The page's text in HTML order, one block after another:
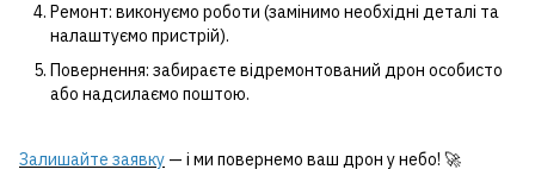
Ремонт: виконуємо роботи (замінимо необхідні деталі та
налаштуємо пристрій).
Повернення: забираєте відремонтований дрон особисто
або надсилаємо поштою.
Залишайте заявку — і ми повернемо ваш дрон у небо! 🚀